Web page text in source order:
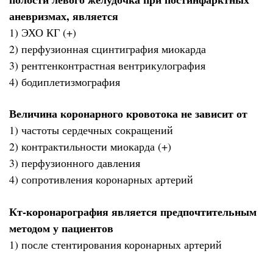
аневризмах, является
1) ЭХО КГ (+)
2) перфузионная сцинтиграфия миокарда
3) рентгенконтрастная вентрикулография
4) бодиплетизмография
Величина коронарного кровотока не зависит от
1) частоты сердечных сокращений
2) контрактильности миокарда (+)
3) перфузионного давления
4) сопротивления коронарных артерий
Кт-коронарография является предпочтительным
методом у пациентов
1) после стентирования коронарных артерий